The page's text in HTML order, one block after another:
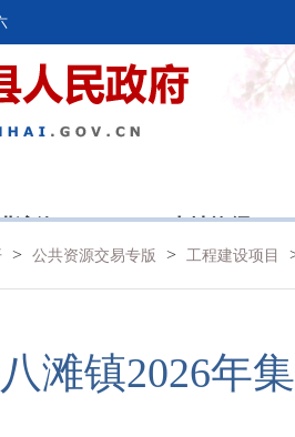
滨海 本地资讯
> 公共资源交易专版 > 工程建设项目
八滩镇2026年